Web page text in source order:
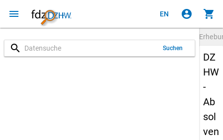
menu EN account_circle shopping_cart
search Suchen
DZ
HW
-
Ab
sol
ven